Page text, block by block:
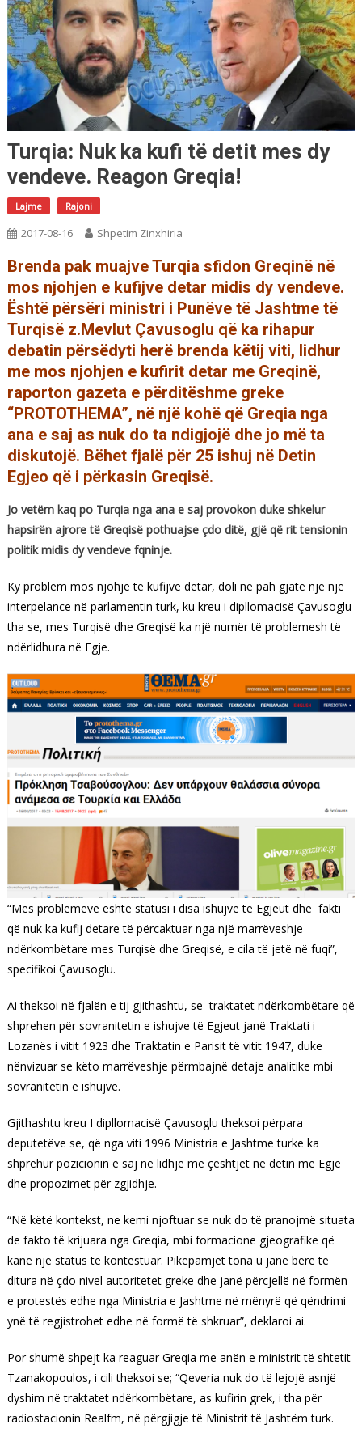
Turqia: Nuk ka kufi të detit mes dy
vendeve. Reagon Greqia!
Lajme Rajoni
2017-08-16 Shpetim Zinxhiria
Brenda pak muajve Turqia sfidon Greqinë në
mos njohjen e kufijve detar midis dy vendeve.
Është përsëri ministri i Punëve të Jashtme të
Turqisë z.Mevlut Çavusoglu që ka rihapur
debatin përsëdyti herë brenda këtij viti, lidhur
me mos njohjen e kufirit detar me Greqinë,
raporton gazeta e përditëshme greke
“PROTOTHEMA”, në një kohë që Greqia nga
ana e saj as nuk do ta ndigjojë dhe jo më ta
diskutojë. Bëhet fjalë për 25 ishuj në Detin
Egjeo që i përkasin Greqisë.
Jo vetëm kaq po Turqia nga ana e saj provokon duke shkelur
hapsirën ajrore të Greqisë pothuajse çdo ditë, gjë që rit tensionin
politik midis dy vendeve fqninje.
Ky problem mos njohje të kufijve detar, doli në pah gjatë një një
interpelance në parlamentin turk, ku kreu i dipllomacisë Çavusoglu
tha se, mes Turqisë dhe Greqisë ka një numër të problemesh të
ndërlidhura në Egje.
“Mes problemeve është statusi i disa ishujve të Egjeut dhe fakti
që nuk ka kufij detare të përcaktuar nga një marrëveshje
ndërkombëtare mes Turqisë dhe Greqisë, e cila të jetë në fuqi”,
specifikoi Çavusoglu.
Ai theksoi në fjalën e tij gjithashtu, se traktatet ndërkombëtare që
shprehen për sovranitetin e ishujve të Egjeut janë Traktati i
Lozanës i vitit 1923 dhe Traktatin e Parisit të vitit 1947, duke
nënvizuar se këto marrëveshje përmbajnë detaje analitike mbi
sovranitetin e ishujve.
Gjithashtu kreu I dipllomacisë Çavusoglu theksoi përpara
deputetëve se, që nga viti 1996 Ministria e Jashtme turke ka
shprehur pozicionin e saj në lidhje me çështjet në detin me Egje
dhe propozimet për zgjidhje.
“Në këtë kontekst, ne kemi njoftuar se nuk do të pranojmë situata
de fakto të krijuara nga Greqia, mbi formacione gjeografike që
kanë një status të kontestuar. Pikëpamjet tona u janë bërë të
ditura në çdo nivel autoritetet greke dhe janë përcjellë në formën
e protestës edhe nga Ministria e Jashtme në mënyrë që qëndrimi
ynë të regjistrohet edhe në formë të shkruar”, deklaroi ai.
Por shumë shpejt ka reaguar Greqia me anën e ministrit të shtetit
Tzanakopoulos, i cili theksoi se; “Qeveria nuk do të lejojë asnjë
dyshim në traktatet ndërkombëtare, as kufirin grek, i tha për
radiostacionin Realfm, në përgjigje të Ministrit të Jashtëm turk.